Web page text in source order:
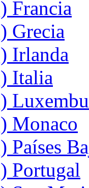
Francia
Grecia
Irlanda
Italia
Monaco
Países
Portugal